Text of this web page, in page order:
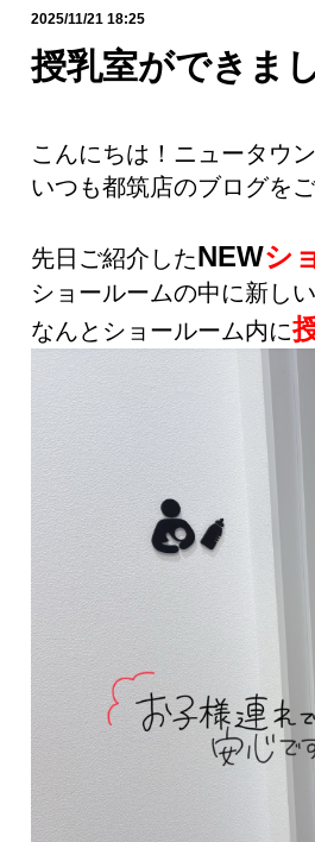
2025/11/21 18:25
授乳室ができま
こんにちは！ニュータウ
いつも都筑店のブログを
先日ご紹介したNEWシ
ショールームの中に新し
なんとショールーム内に